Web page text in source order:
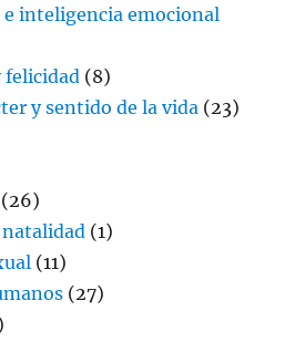
inteligencia emocional
felicidad (8)
y sentido de la vida (23)
(26)
(1)
(11)
(27)